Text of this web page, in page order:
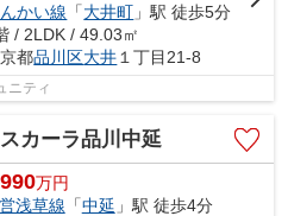
かい線 「大井町 」駅 徒歩5分
/ 2LDK / 49.03㎡
都品川区大井 １丁目21-8
ニティ
カーラ品川中延
万円
浅草線 「中延 」駅 徒歩4分